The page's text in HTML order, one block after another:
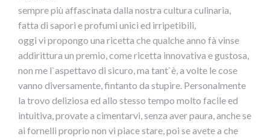
sempre più affascinata dalla nostra cultura culinaria,
fatta di sapori e profumi unici ed irripetibili,
oggi vi propongo una ricetta che qualche anno fà vinse
addirittura un premio, come ricetta innovativa e gustosa,
non me l`aspettavo di sicuro, ma tant`è, a volte le cose
vanno diversamente, fintanto da stupire. Personalmente
la trovo deliziosa ed allo stesso tempo molto facile ed
intuitiva, provate a cimentarvi, senza aver paura, anche se
ai fornelli proprio non vi piace stare, poi se avete a che